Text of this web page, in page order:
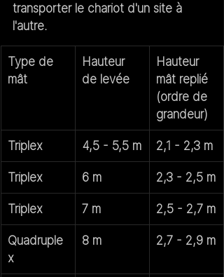
transporter le chariot d'un site à
l'autre.
Type de
mât
Hauteur
de levée
Hauteur
mât replié
(ordre de
grandeur)
Triplex 4,5 - 5,5 m 2,1 - 2,3 m
Triplex 6 m 2,3 - 2,5 m
Triplex 7 m 2,5 - 2,7 m
Quadruple
x
8 m 2,7 - 2,9 m